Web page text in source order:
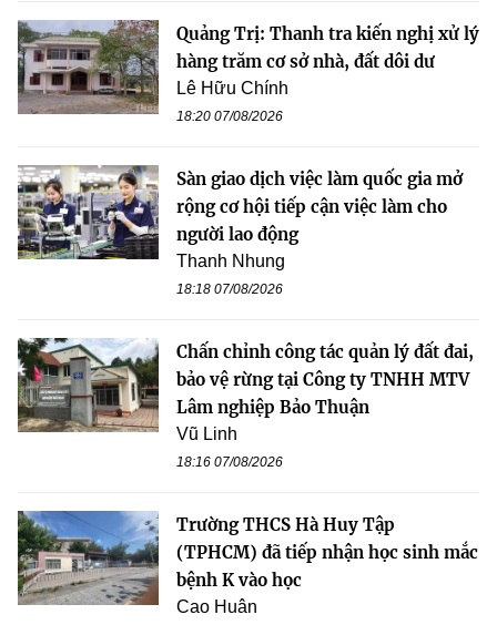
Quảng Trị: Thanh tra kiến nghị xử lý
hàng trăm cơ sở nhà, đất dôi dư
Lê Hữu Chính
18:20 07/08/2026
Sàn giao dịch việc làm quốc gia mở
rộng cơ hội tiếp cận việc làm cho
người lao động
Thanh Nhung
18:18 07/08/2026
Chấn chỉnh công tác quản lý đất đai,
bảo vệ rừng tại Công ty TNHH MTV
Lâm nghiệp Bảo Thuận
Vũ Linh
18:16 07/08/2026
Trường THCS Hà Huy Tập
(TPHCM) đã tiếp nhận học sinh mắc
bệnh K vào học
Cao Huân